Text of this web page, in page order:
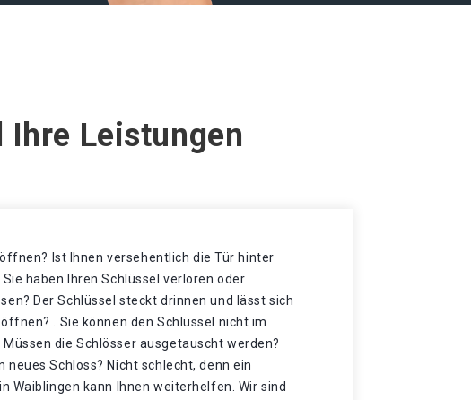
Ihre Leistungen
Ist Ihnen versehentlich die Tür hinter
haben Ihren Schlüssel verloren oder
Der Schlüssel steckt drinnen und lässt sich
. Sie können den Schlüssel nicht im
die Schlösser ausgetauscht werden?
neues Schloss? Nicht schlecht, denn ein
Waiblingen kann Ihnen weiterhelfen. Wir sind